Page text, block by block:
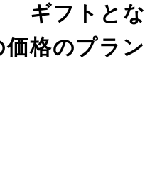
ギフトと
価格のプラ